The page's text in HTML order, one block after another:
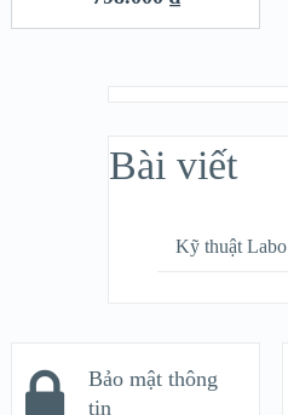
Bài viết
Kỹ thuật Labo
Bảo mật thông
tin